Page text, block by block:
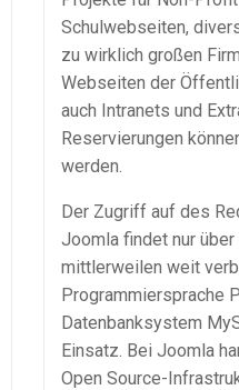
Schulwebseiten,
zu wirklich großen
Webseiten der
auch Intranets und
Reservierungen
werden.
Der Zugriff auf des
Joomla findet nur
mittlerweilen weit
Programmiersprache
Datenbanksystem
Einsatz. Bei Joomla
Open Source-